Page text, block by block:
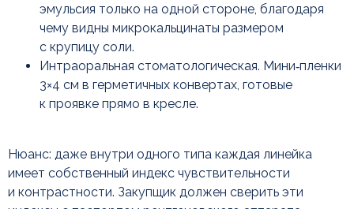
эмульсия только на одной стороне, благодаря
чему видны микрокальцинаты размером
с крупицу соли.
Интраоральная стоматологическая. Мини‑пленки
3×4 см в герметичных конвертах, готовые
к проявке прямо в кресле.
Нюанс: даже внутри одного типа каждая линейка
имеет собственный индекс чувствительности
и контрастности. Закупщик должен сверить эти